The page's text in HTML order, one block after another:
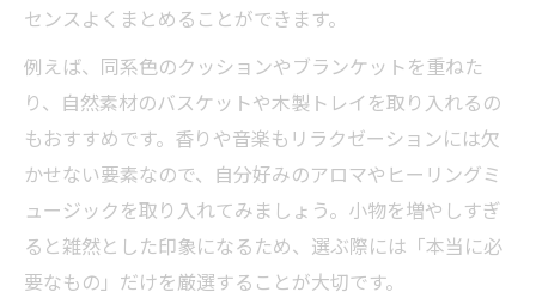
センスよくまとめることができます。
例えば、同系色のクッションやブランケットを重ねた
り、自然素材のバスケットや木製トレイを取り入れるの
もおすすめです。香りや音楽もリラクゼーションには欠
かせない要素なので、自分好みのアロマやヒーリングミ
ュージックを取り入れてみましょう。小物を増やしすぎ
ると雑然とした印象になるため、選ぶ際には「本当に必
要なもの」だけを厳選することが大切です。